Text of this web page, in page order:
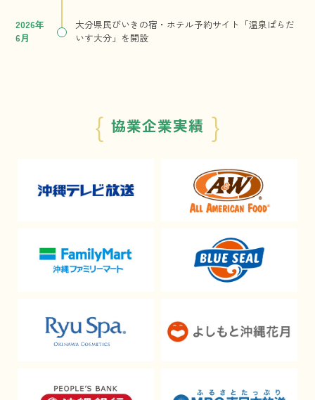
2026年
6月
大分県民びいきの宿・ホテル予約サイト「温泉ぱらだ
いす大分」を開設
{ 協業企業実績 }